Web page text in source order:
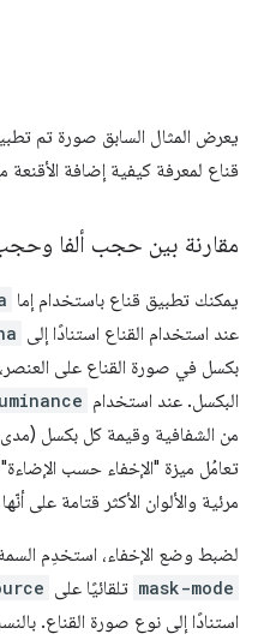
يعرض المثال السابق صورة تم
قناع لمعرفة كيفية إضافة الأقنعة
مقارنة بين حجب ألفا
يمكنك تطبيق قناع باستخدام إما
عند استخدام القناع استنادًا إلى
بكسل في صورة القناع على
البكسل. عند استخدام
من الشفافية وقيمة كل بكسل
تعامُل ميزة "الإخفاء حسب الإضاءة"
مرئية والألوان الأكثر قتامة على
لضبط وضع الإخفاء، استخدِم
mask-mode تلقائيًا على
استنادًا إلى نوع صورة القناع.